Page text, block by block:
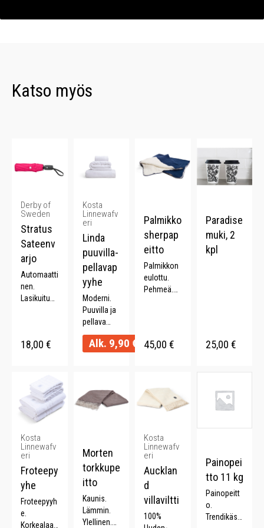
Katso myös
Derby of
Sweden
Stratus
Sateenv
arjo
Automaatti
nen.
Lasikuitua.
57 cm.
18,00 €
Kosta
Linnewafv
eri
Linda
puuvilla-
pellavap
yyhe
Moderni.
Puuvilla ja
pellava
sekoitus.
Imukykyine
Alk. 9,90 €
Palmikko
sherpap
eitto
Palmikkon
eulottu.
Pehmeä.
45,00 €
Paradise
muki, 2
kpl
25,00 €
Kosta
Linnewafv
eri
Froteepy
yhe
Froteepyyh
e.
Korkealaat
Morten
torkkupe
itto
Kaunis.
Lämmin.
Ylellinen.
Kosta
Linnewafv
eri
Aucklan
d
villaviltti
100%
Painopei
tto 11 kg
Painopeitt
o.
Trendikäs.